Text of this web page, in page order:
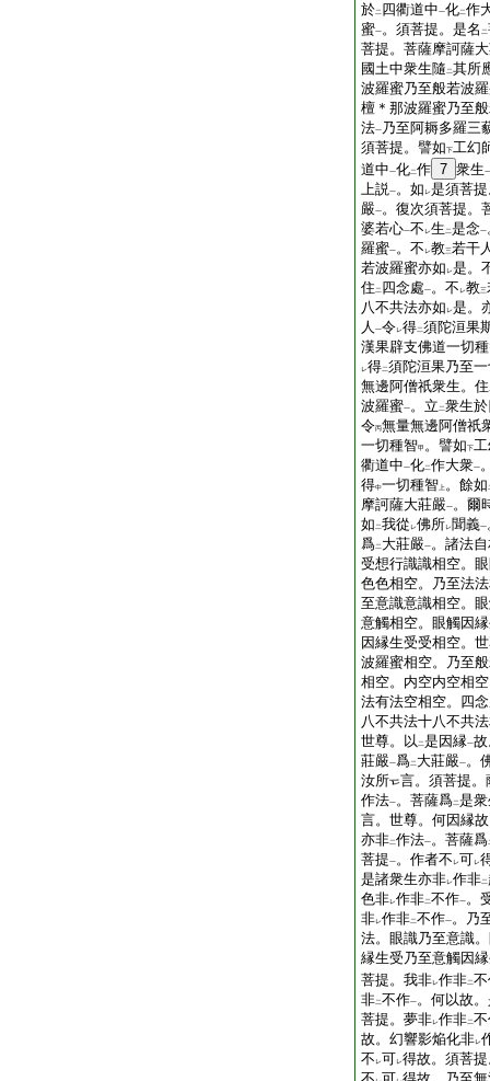
於二 四衢道中一化二作
蜜一。須菩提。是名 二
菩提。菩薩摩訶薩
國土中衆生隨 二其所
波羅蜜乃至般若波
檀＊那波羅蜜乃至
法一 乃至阿耨多羅三
須菩提。譬如下工幻
道中一化二作 7 衆生一
上説一。如 レ是須菩
嚴一。復次須菩提。
婆若心一不 レ生 二是念一
羅蜜一。不 レ教三若干
若波羅蜜亦如 レ是。
住 二 四念處一。不 レ教三
八不共法亦如 レ是。
人 一令レ得二須陀洹果
漢果辟支佛道一切
レ得二須陀洹果乃至
無邊阿僧祇衆生。住
波羅蜜一。立 二衆生
令丙無量無邊阿僧祇
一切種智甲 。譬如下
衢道中一化二作大衆一
得中一切種智 上 。餘如
摩訶薩大莊嚴一。爾
如 二我從 レ佛所レ聞義一
爲二 大莊嚴一。諸法
受想行識識相空。
色色相空。乃至法
至意識意識相空。
意觸相空。眼觸因
因縁生受受相空。
波羅蜜相空。乃至
相空。内空内空相
法有法空相空。四
八不共法十八不共
世尊。以 二是因縁一
莊嚴一爲二 大莊嚴一。
汝所
言。須菩提。
作法一。菩薩爲二是
言。世尊。何因縁
亦非二作法一。菩薩爲
菩提一。作者不 レ可レ
是諸衆生亦非レ作非二
色非レ作非二不作一。
非レ作非二不作一。乃
法。眼識乃至意識
縁生受乃至意觸因
菩提。我非レ作非二
非二不作一。何以故
菩提。夢非レ作非二
故。幻響影焔化非レ
不 レ可レ得故。須菩